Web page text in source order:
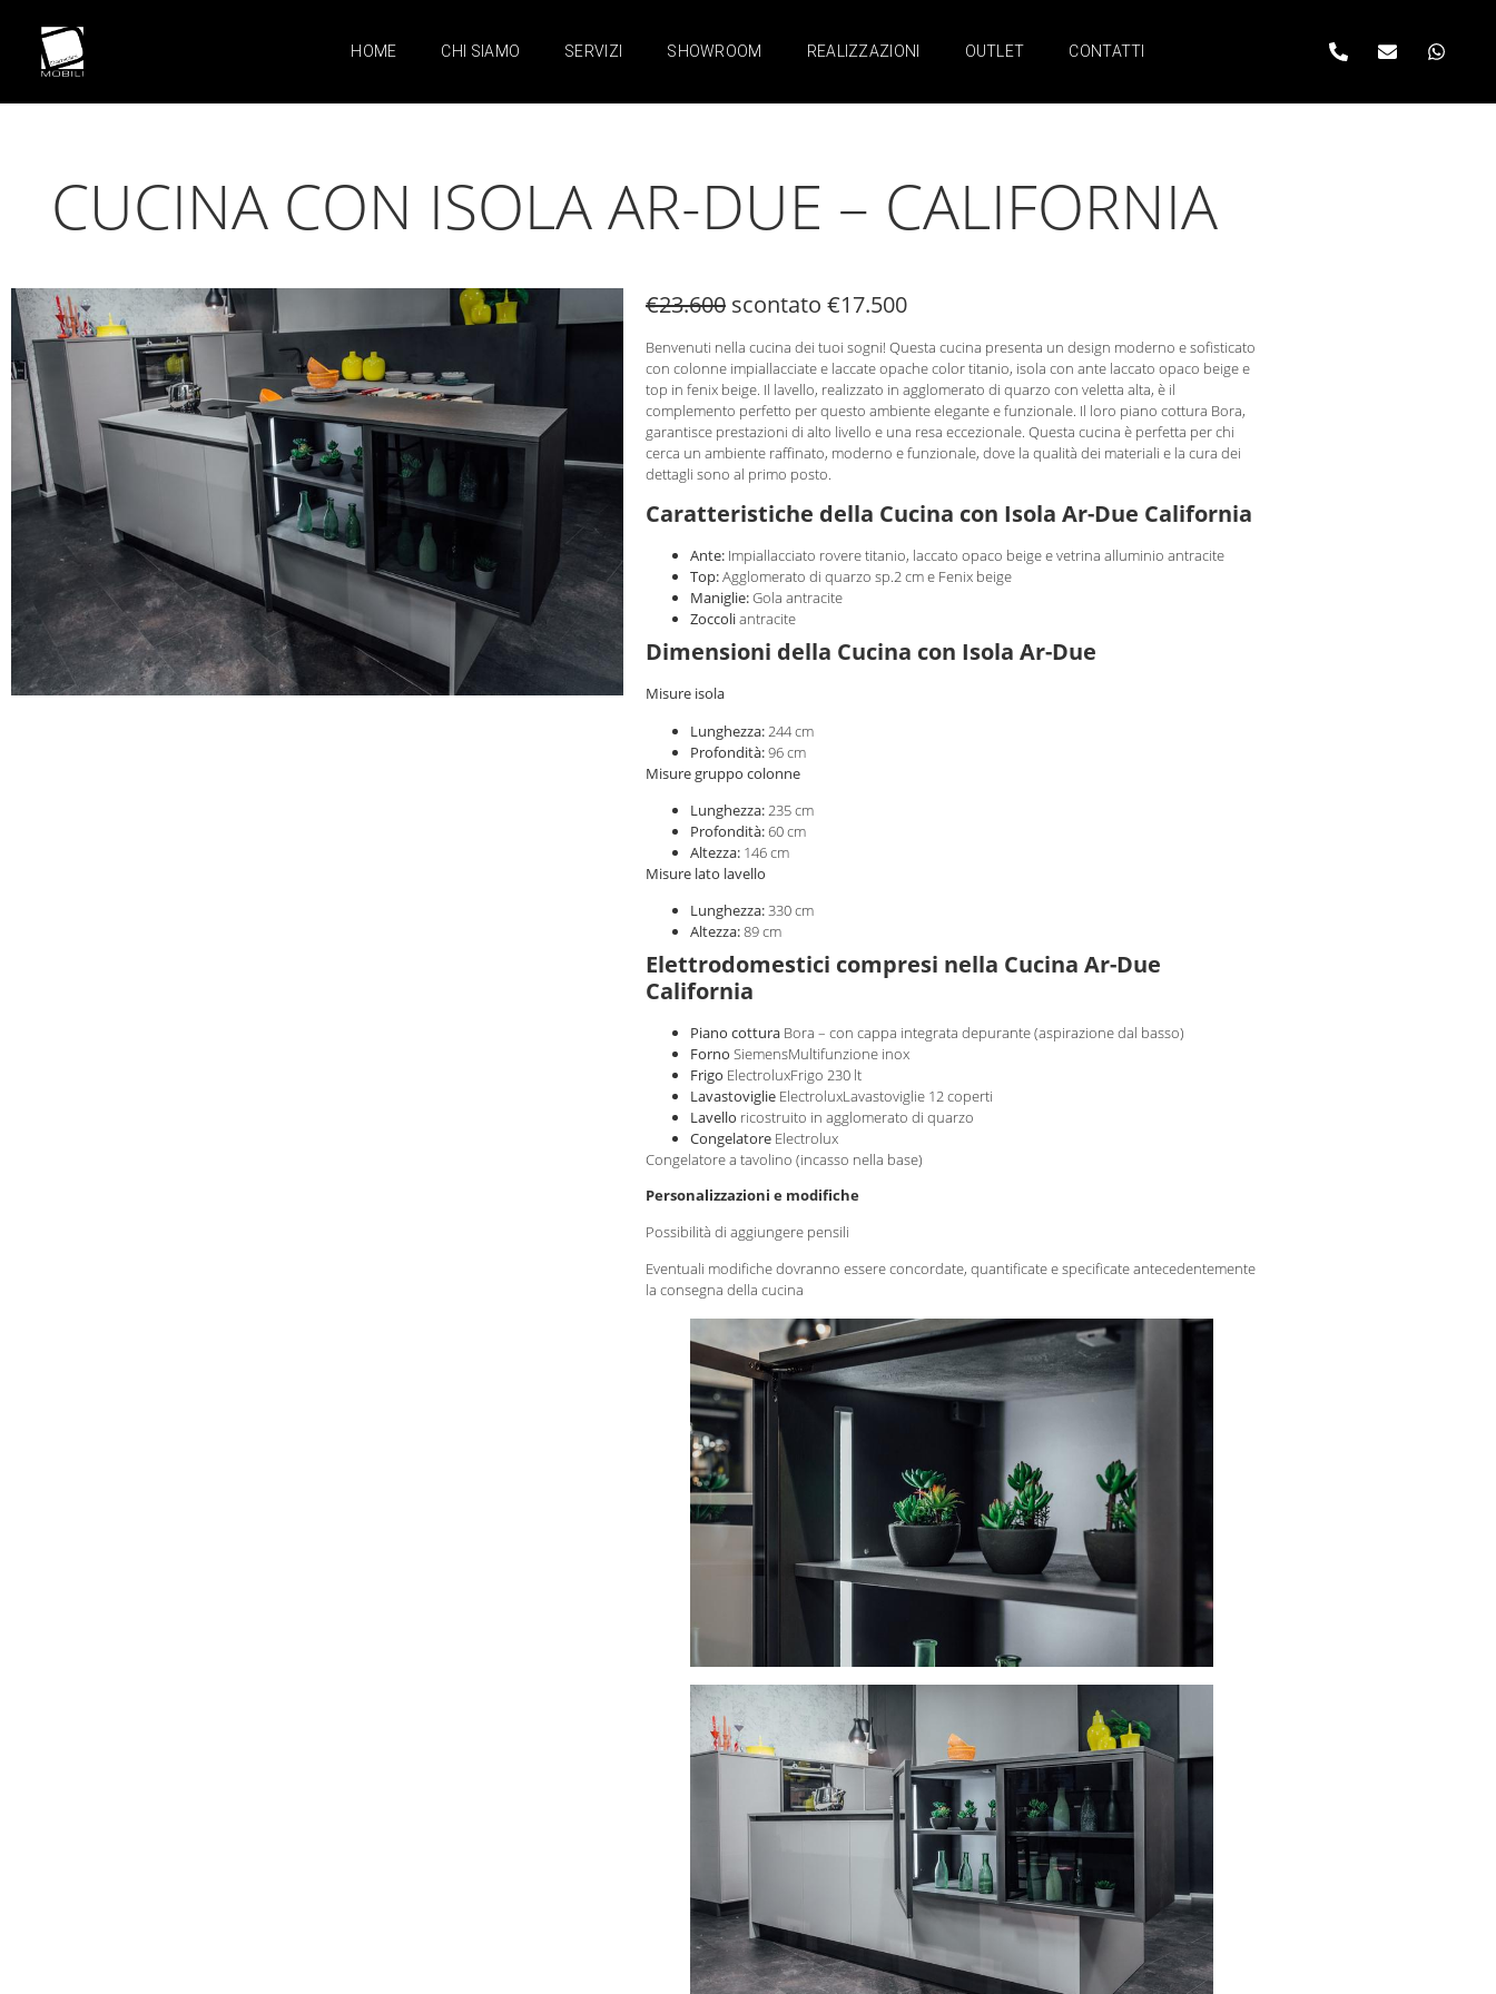
HOME CHI SIAMO SERVIZI SHOWROOM REALIZZAZIONI OUTLET CONTATTI
CUCINA CON ISOLA AR-DUE – CALIFORNIA
€23.600 scontato €17.500
Benvenuti nella cucina dei tuoi sogni! Questa cucina presenta un design moderno e sofisticato
con colonne impiallacciate e laccate opache color titanio, isola con ante laccato opaco beige e
top in fenix beige. Il lavello, realizzato in agglomerato di quarzo con veletta alta, è il
complemento perfetto per questo ambiente elegante e funzionale. Il loro piano cottura Bora,
garantisce prestazioni di alto livello e una resa eccezionale. Questa cucina è perfetta per chi
cerca un ambiente raffinato, moderno e funzionale, dove la qualità dei materiali e la cura dei
dettagli sono al primo posto.
Caratteristiche della Cucina con Isola Ar-Due California
Ante: Impiallacciato rovere titanio, laccato opaco beige e vetrina alluminio antracite
Top:Agglomerato di quarzo sp.2 cm e Fenix beige
Maniglie:Gola antracite
Zoccoliantracite
Dimensioni della Cucina con Isola Ar-Due
Misure isola
Lunghezza:244 cm
Profondità:96 cm
Misure gruppo colonne
Lunghezza:235 cm
Profondità:60 cm
Altezza: 146 cm
Misure lato lavello
Lunghezza:330 cm
Altezza:89 cm
Elettrodomestici compresi nella Cucina Ar-Due
California
Piano cottura Bora – con cappa integrata depurante (aspirazione dal basso)
Forno SiemensMultifunzione inox
Frigo ElectroluxFrigo 230 lt
Lavastoviglie ElectroluxLavastoviglie 12 coperti
Lavello ricostruito in agglomerato di quarzo
Congelatore Electrolux
Congelatore a tavolino (incasso nella base)
Personalizzazioni e modifiche
Possibilità di aggiungere pensili
Eventuali modifiche dovranno essere concordate, quantificate e specificate antecedentemente
la consegna della cucina